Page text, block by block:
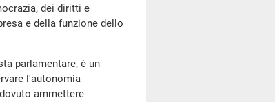
dei diritti e
e della funzione dello
parlamentare, è un
l'autonomia
ammettere